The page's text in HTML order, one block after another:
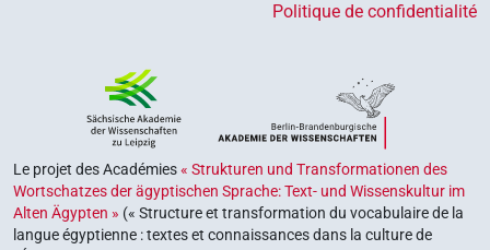
Politique de confidentialité
Le projet des Académies« Strukturen und Transformationen des
Wortschatzes der ägyptischen Sprache: Text- und Wissenskultur im
Alten Ägypten » (« Structure et transformation du vocabulaire de la
langue égyptienne : textes et connaissances dans la culture de